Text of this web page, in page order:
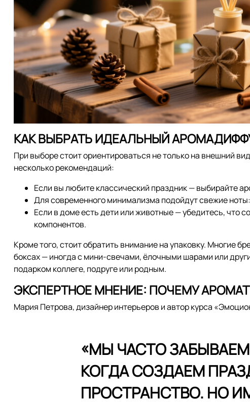
КАК ВЫБРАТЬ ИДЕАЛЬНЫЙ
При выборе стоит ориентироваться не только на внешний
несколько рекомендаций:
Если вы любите классический праздник — выбирайте
Для современного минимализма подойдут свежие
Если в доме есть дети или животные — убедитесь, что
компонентов.
Кроме того, стоит обратить внимание на упаковку. Многие
боксах — иногда с мини-свечами, ёлочными шарами или
подарком коллеге, подруге или родным.
ЭКСПЕРТНОЕ МНЕНИЕ: ПОЧЕМУ
Мария Петрова, дизайнер интерьеров и автор курса
«МЫ ЧАСТО
КОГДА СОЗДАЕМ
ПРОСТРАНСТВО. НО